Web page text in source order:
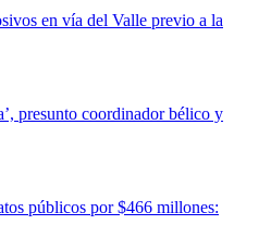
en vía del Valle previo a la
presunto coordinador bélico y
públicos por $466 millones: